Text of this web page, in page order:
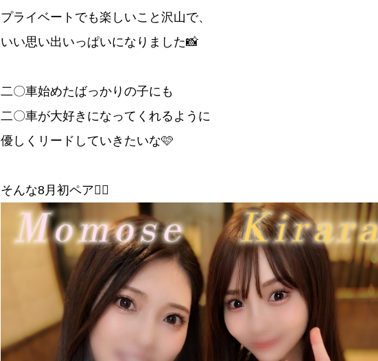
プライベートでも楽しいこと沢山で、
いい思い出いっぱいになりました📸
二〇車始めたばっかりの子にも
二〇車が大好きになってくれるように
優しくリードしていきたいな🩷
そんな8月初ペア👯‍♀️